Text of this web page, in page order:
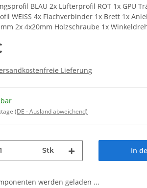
BLAU 2x Lüfterprofil ROT 1x GPU
WEISS 4x Flachverbinder 1x Brett 1x
2x 4x20mm Holzschraube 1x
Lieferung
(DE - Ausland abweichend)
Stk In
werden geladen ...